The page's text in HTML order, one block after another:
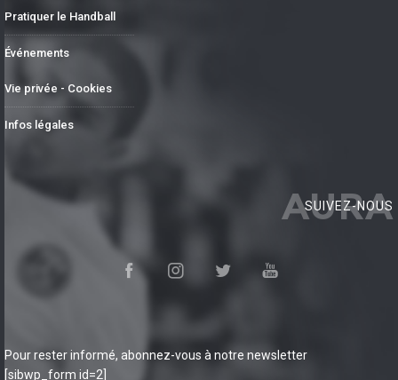
Pratiquer le Handball
Événements
Vie privée - Cookies
Infos légales
AURA
SUIVEZ-NOUS
Pour rester informé, abonnez-vous à notre newsletter
[sibwp_form id=2]